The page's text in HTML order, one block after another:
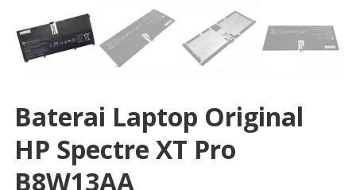
Baterai Laptop Original
HP Spectre XT Pro
B8W13AA